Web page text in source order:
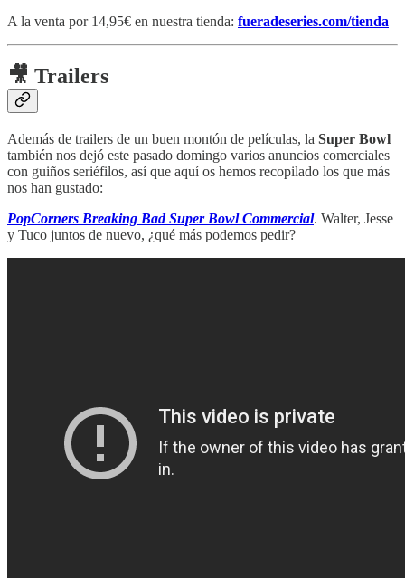
A la venta por 14,95€ en nuestra tienda: fueradeseries.com/tienda
🎥 Trailers
Además de trailers de un buen montón de películas, la Super Bowl
también nos dejó este pasado domingo varios anuncios comerciales
con guiños seriéfilos, así que aquí os hemos recopilado los que más
nos han gustado:
PopCorners Breaking Bad Super Bowl Commercial. Walter, Jesse
y Tuco juntos de nuevo, ¿qué más podemos pedir?